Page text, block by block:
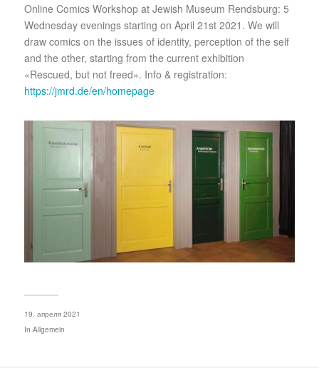
Online Comics Workshop at Jewish Museum Rendsburg: 5
Wednesday evenings starting on April 21st 2021. We will
draw comics on the issues of identity, perception of the self
and the other, starting from the current exhibition
«Rescued, but not freed». Info & registration:
https://jmrd.de/en/homepage
19. апреля 2021
In Allgemein